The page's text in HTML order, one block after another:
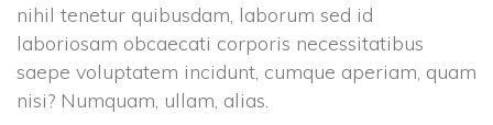
nihil tenetur quibusdam, laborum sed id
laboriosam obcaecati corporis necessitatibus
aepe voluptatem incidunt, cumque aperiam, quam
nisi? Numquam, ullam, alias.